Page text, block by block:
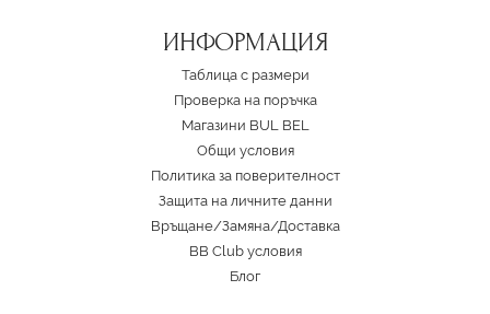
ИНФОРМАЦИЯ
Таблица с размери
Проверка на поръчка
Магазини BUL BEL
Oбщи условия
Политика за поверителност
Защита на личните данни
Връщане/Замяна/Доставка
BB Club условия
Блог